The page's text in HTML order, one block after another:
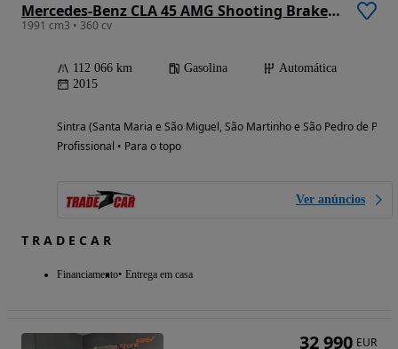
Mercedes-Benz CLA 45 AMG Shooting Brake 4-Matic
1991 cm3 • 360 cv
112 066 km Gasolina
Automática
2015
Sintra (Santa Maria e São Miguel, São Martinho e São Pedro de
Profissional • Para o topo
Ver anúncios
T R A D E C A R
Financiamento Entrega em casa
32 990 EUR